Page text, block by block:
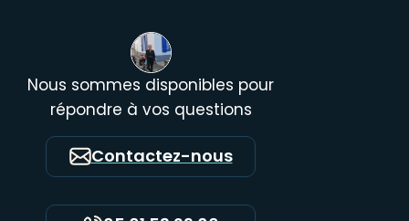
Nous sommes disponibles pour
répondre à vos questions
Contactez-nous